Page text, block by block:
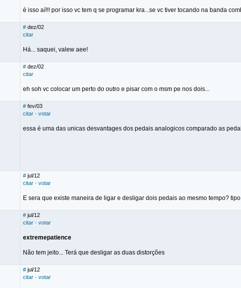
é isso aí!!! por isso vc tem q se programar kra...se vc tiver tocando na banda
# dez/02
citar
Há... saquei, valew aee!
# dez/02
citar
eh soh vc colocar um perto do outro e pisar com o msm pe nos dois...
# fev/03
citar · votar
essa é uma das unicas desvantages dos pedais analogicos comparado as
# jul/12
citar · votar
E sera que existe maneira de ligar e desligar dois pedais ao mesmo tempo?
# jul/12
citar · votar
extremepatience
Não tem jeito... Terá que desligar as duas distorções
# jul/12
citar · votar